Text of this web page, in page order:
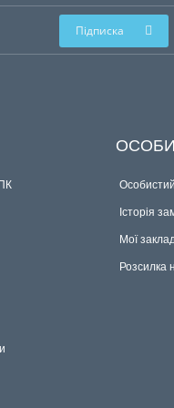
Підписка
Історія
Мої
Розсилка